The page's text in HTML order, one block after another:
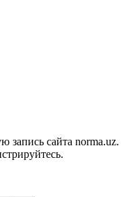
запись сайта norma.uz.